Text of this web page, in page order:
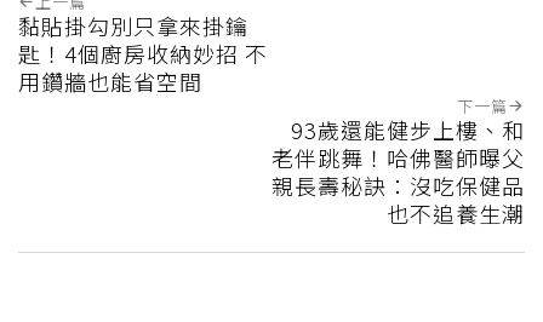
黏貼掛勾別只拿來掛鑰
匙！4個廚房收納妙招 不
用鑽牆也能省空間
下一篇
93歲還能健步上樓、和
老伴跳舞！哈佛醫師曝父
親長壽秘訣：沒吃保健品
也不追養生潮